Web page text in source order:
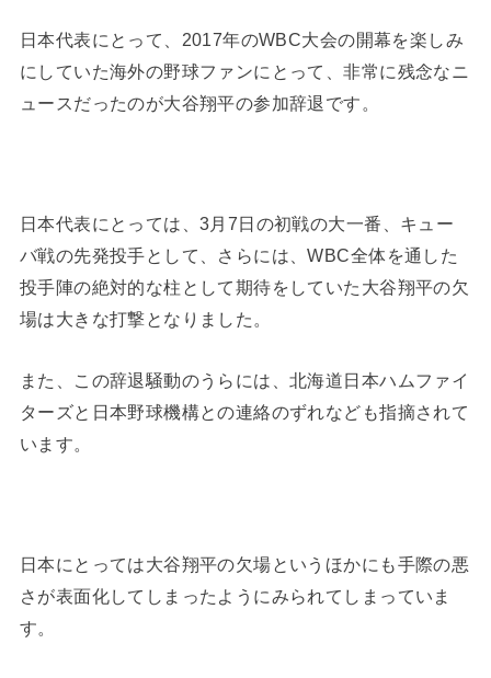
日本代表にとって、2017年のWBC大会の開幕を楽しみ
にしていた海外の野球ファンにとって、非常に残念なニ
ュースだったのが大谷翔平の参加辞退です。
日本代表にとっては、3月7日の初戦の大一番、キュー
バ戦の先発投手として、さらには、WBC全体を通した
投手陣の絶対的な柱として期待をしていた大谷翔平の欠
場は大きな打撃となりました。
また、この辞退騒動のうらには、北海道日本ハムファイ
ターズと日本野球機構との連絡のずれなども指摘されて
います。
日本にとっては大谷翔平の欠場というほかにも手際の悪
さが表面化してしまったようにみられてしまっていま
す。